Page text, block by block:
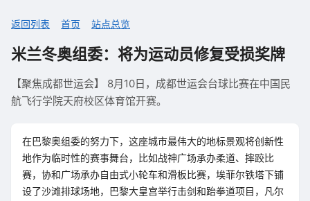
返回列表 首页 站点总览
米兰冬奥组委：将为运动员修复受损奖牌
【聚焦成都世运会】 8月10日，成都世运会台球比赛在中国民
航飞行学院天府校区体育馆开赛。
在巴黎奥组委的努力下，这座城市最伟大的地标景观将创新性
地作为临时性的赛事舞台，比如战神广场承办柔道、摔跤比
赛，协和广场承办自由式小轮车和滑板比赛，埃菲尔铁塔下铺
设了沙滩排球场地，巴黎大皇宫举行击剑和跆拳道项目，凡尔